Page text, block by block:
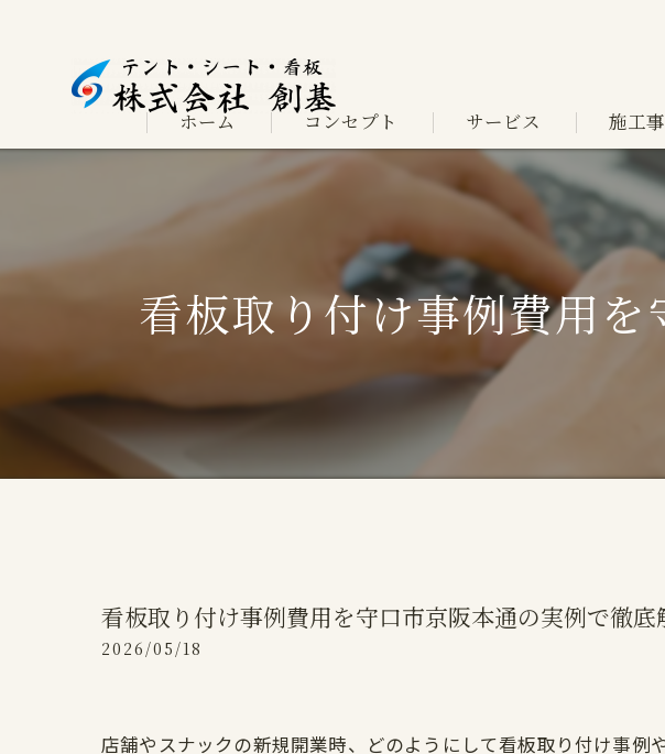
ホーム コンセプト サービス
よくある質問
施工
看板取り付け事例費用
看板取り付け事例費用を守口市京阪本通の実例で徹底
2026/05/18
店舗やスナックの新規開業時、どのようにして看板取り付け事